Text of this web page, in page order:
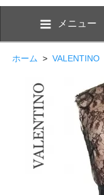
メニュー
ホーム > VALENTINO